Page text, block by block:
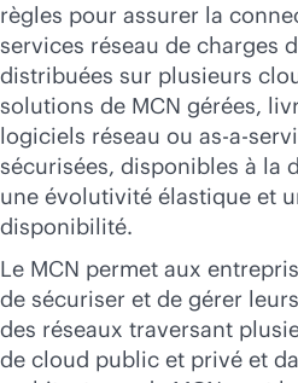
règles pour assurer la
services réseau de charges
distribuées sur plusieurs
solutions de MCN gérées,
logiciels réseau ou as-a-
sécurisées, disponibles à la
une évolutivité élastique et
disponibilité.
Le MCN permet aux
de sécuriser et de gérer
des réseaux traversant
de cloud public et privé et